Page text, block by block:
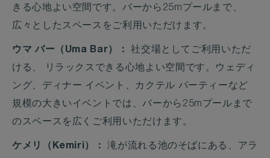
きる心地よい空間です。バーから25mプールまで、
広々としたスペースをご利用いただけます。
ウマ バー（Uma Bar）：
社交場としてご利用いただ
ける、 リラックスできる心地よい空間です。ウェディ
ング、ディナー イベント、カクテル パーティーなど
規模の大きいイベントでは、バーから25mプールまで
のスペースを広くご利用いただけます。
ケメリ（Kemiri）：滝が流れる池のそばにある、アラ